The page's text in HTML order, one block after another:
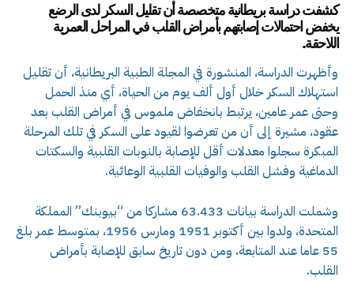
كشفت دراسة بريطانية متخصصة أن تقليل السكر لدى الرضع
يخفض احتمالات إصابتهم بأمراض القلب في المراحل العمرية
اللاحقة.
وأظهرت الدراسة، المنشورة في المجلة الطبية البريطانية، أن تقليل
استهلاك السكر خلال أول ألف يوم من الحياة، أي منذ الحمل
وحتى عمر عامين، يرتبط بانخفاض ملموس في أمراض القلب بعد
عقود، مشيرة إلى أن من تعرضوا لقيود على السكر في تلك المرحلة
المبكرة سجلوا معدلات أقل للإصابة بالنوبات القلبية والسكتات
الدماغية وفشل القلب والوفيات القلبية الوعائية.
وشملت الدراسة بيانات 63.433 مشاركا من “بيوبنك” المملكة
المتحدة، ولدوا بين أكتوبر 1951 ومارس 1956، بمتوسط عمر بلغ
55 عاما عند المتابعة، ومن دون تاريخ سابق للإصابة بأمراض
القلب.